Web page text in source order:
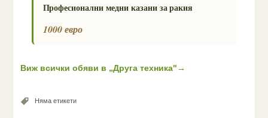
Професионални медни казани за ракия
1000 евро
Виж всички обяви в „Друга техника"→
Няма етикети